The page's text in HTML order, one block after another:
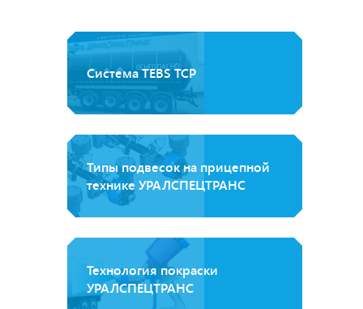
Система TEBS ТСР
Типы подвесок на прицепной
технике УРАЛСПЕЦТРАНС
Технология покраски
УРАЛСПЕЦТРАНС